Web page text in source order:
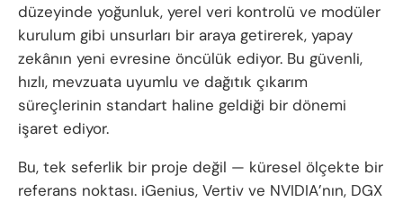
düzeyinde yoğunluk, yerel veri kontrolü ve modüler
kurulum gibi unsurları bir araya getirerek, yapay
zekânın yeni evresine öncülük ediyor. Bu güvenli,
hızlı, mevzuata uyumlu ve dağıtık çıkarım
süreçlerinin standart haline geldiği bir dönemi
işaret ediyor.
Bu, tek seferlik bir proje değil — küresel ölçekte bir
referans noktası. iGenius, Vertiv ve NVIDIA’nın, DGX